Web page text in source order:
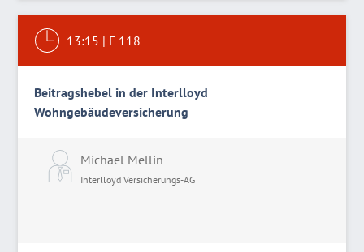
13:15 | F 118
Beitragshebel in der Interlloyd
Wohngebäudeversicherung
Michael Mellin
Interlloyd Versicherungs-AG